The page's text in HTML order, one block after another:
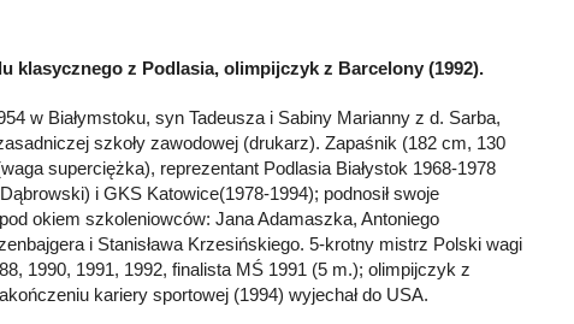
klasycznego z Podlasia, olimpijczyk z Barcelony (1992).
w Białymstoku, syn Tadeusza i Sabiny Marianny z d. Sarba,
szkoły zawodowej (drukarz). Zapaśnik (182 cm, 130
superciężka), reprezentant Podlasia Białystok 1968-1978
i GKS Katowice(1978-1994); podnosił swoje
okiem szkoleniowców: Jana Adamaszka, Antoniego
i Stanisława Krzesińskiego. 5-krotny mistrz Polski wagi
1990, 1991, 1992, finalista MŚ 1991 (5 m.); olimpijczyk z
kariery sportowej (1994) wyjechał do USA.